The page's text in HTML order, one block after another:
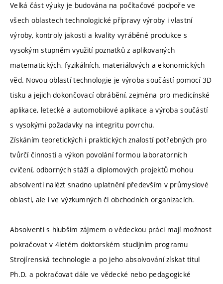
Velká část výuky je budována na počítačové podpoře ve
všech oblastech technologické přípravy výroby i vlastní
výroby, kontroly jakosti a kvality vyráběné produkce s
vysokým stupněm využití poznatků z aplikovaných
matematických, fyzikálních, materiálových a ekonomických
věd. Novou oblastí technologie je výroba součástí pomocí 3D
tisku a jejich dokončovací obrábění, zejména pro medicínské
aplikace, letecké a automobilové aplikace a výroba součástí
s vysokými požadavky na integritu povrchu.
Získáním teoretických i praktických znalostí potřebných pro
tvůrčí činnosti a výkon povolání formou laboratorních
cvičení, odborných stáží a diplomových projektů mohou
absolventi nalézt snadno uplatnění především v průmyslové
oblasti, ale i ve výzkumných či obchodních organizacích.
Absolventi s hlubším zájmem o vědeckou práci mají možnost
pokračovat v 4letém doktorském studijním programu
Strojírenská technologie a po jeho absolvování získat titul
Ph.D. a pokračovat dále ve vědecké nebo pedagogické